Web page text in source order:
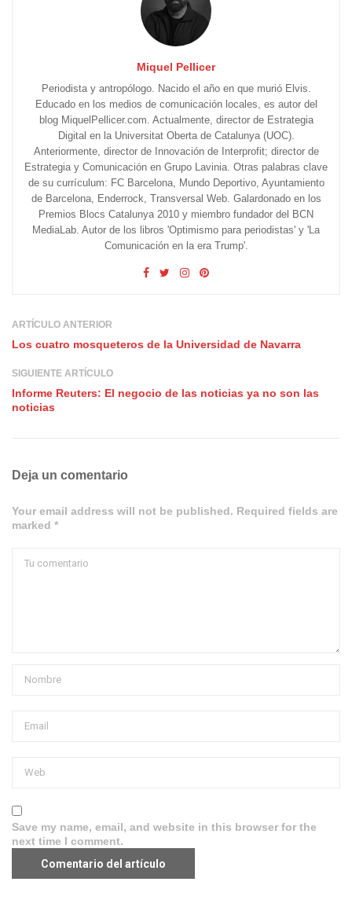
Miquel Pellicer
Periodista y antropólogo. Nacido el año en que murió Elvis.
Educado en los medios de comunicación locales, es autor del
blog MiquelPellicer.com. Actualmente, director de Estrategia
Digital en la Universitat Oberta de Catalunya (UOC).
Anteriormente, director de Innovación de Interprofit; director de
Estrategia y Comunicación en Grupo Lavinia. Otras palabras clave
de su currículum: FC Barcelona, Mundo Deportivo, Ayuntamiento
de Barcelona, Enderrock, Transversal Web. Galardonado en los
Premios Blocs Catalunya 2010 y miembro fundador del BCN
MediaLab. Autor de los libros 'Optimismo para periodistas' y 'La
Comunicación en la era Trump'.
ARTÍCULO ANTERIOR
Los cuatro mosqueteros de la Universidad de Navarra
SIGUIENTE ARTÍCULO
Informe Reuters: El negocio de las noticias ya no son las
noticias
Deja un comentario
Your email address will not be published. Required fields are
marked *
Save my name, email, and website in this browser for the
next time I comment.